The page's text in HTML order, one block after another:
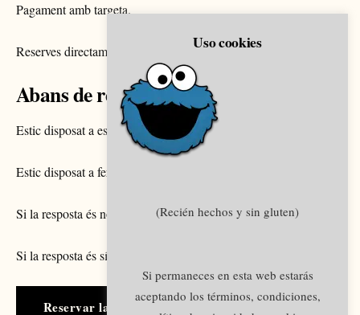
Pagament amb targeta.
Reserves directament al calendari.
Abans de reservar pregunta’t això
Estic disposat a escoltar coses que potser no m’agradaran?
Estic disposat a fer alguna cosa diferent després?
Si la resposta és no, millor no reservis.
Si la resposta és sí, endavant.
Reservar la meva sessió
Uso cookies
(Recién hechos y sin gluten)
Si permaneces en esta web estarás
aceptando los términos, condiciones,